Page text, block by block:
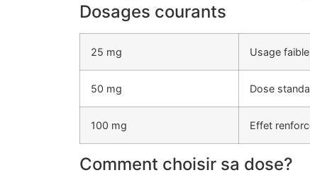
Dosages courants
25 mg Usage
50 mg Dose
100 mg Effet
Comment choisir sa dose?